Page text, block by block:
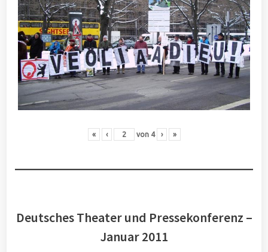
« ‹ von 4 › »
Deutsches Theater und Pressekonferenz –
Januar 2011